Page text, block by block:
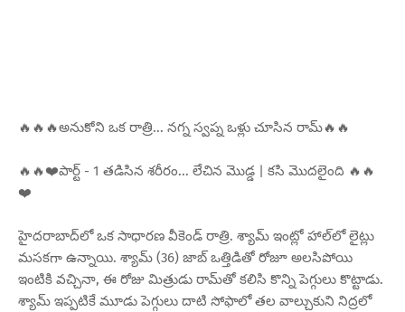
🔥🔥🔥అనుకోని ఒక రాత్రి... నగ్న స్వప్న ఒళ్లు చూసిన రామ్🔥🔥
🔥🔥❤️పార్ట్ - 1 తడిసిన శరీరం... లేచిన మొడ్డ | కసి మొదలైంది 🔥🔥
❤️
హైదరాబాద్‌లో ఒక సాధారణ వీకెండ్ రాత్రి. శ్యామ్ ఇంట్లో హాల్‌లో లైట్లు
మసకగా ఉన్నాయి. శ్యామ్ (36) జాబ్ ఒత్తిడితో రోజూ అలసిపోయి
ఇంటికి వచ్చినా, ఈ రోజు మిత్రుడు రామ్‌తో కలిసి కొన్ని పెగ్గులు కొట్టాడు.
శ్యామ్ ఇప్పటికే మూడు పెగ్గులు దాటి సోఫాలో తల వాల్చుకుని నిద్రలో